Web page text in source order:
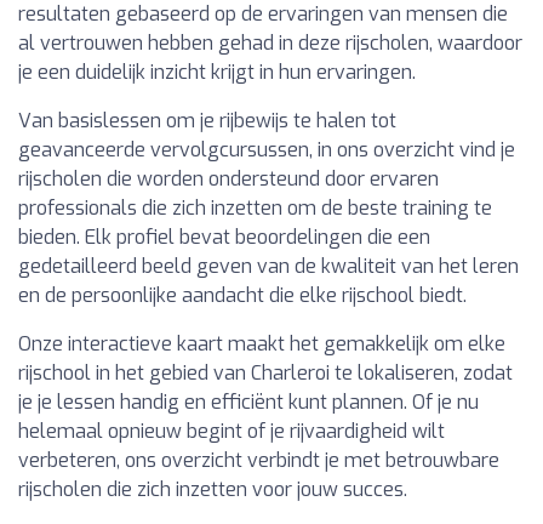
resultaten gebaseerd op de ervaringen van mensen die
al vertrouwen hebben gehad in deze rijscholen, waardoor
je een duidelijk inzicht krijgt in hun ervaringen.
Van basislessen om je rijbewijs te halen tot
geavanceerde vervolgcursussen, in ons overzicht vind je
rijscholen die worden ondersteund door ervaren
professionals die zich inzetten om de beste training te
bieden. Elk profiel bevat beoordelingen die een
gedetailleerd beeld geven van de kwaliteit van het leren
en de persoonlijke aandacht die elke rijschool biedt.
Onze interactieve kaart maakt het gemakkelijk om elke
rijschool in het gebied van Charleroi te lokaliseren, zodat
je je lessen handig en efficiënt kunt plannen. Of je nu
helemaal opnieuw begint of je rijvaardigheid wilt
verbeteren, ons overzicht verbindt je met betrouwbare
rijscholen die zich inzetten voor jouw succes.